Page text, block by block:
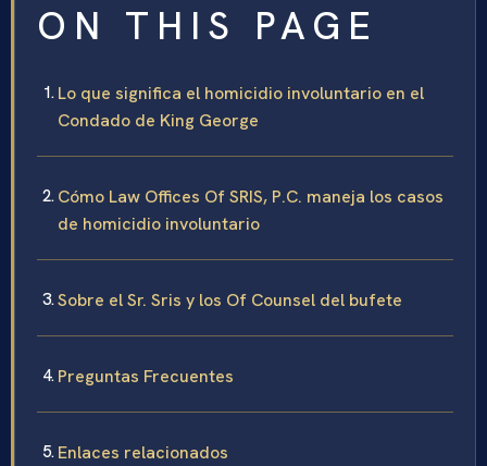
ON THIS PAGE
Lo que significa el homicidio involuntario en el
Condado de King George
Cómo Law Offices Of SRIS, P.C. maneja los casos
de homicidio involuntario
Sobre el Sr. Sris y los Of Counsel del bufete
Preguntas Frecuentes
Enlaces relacionados